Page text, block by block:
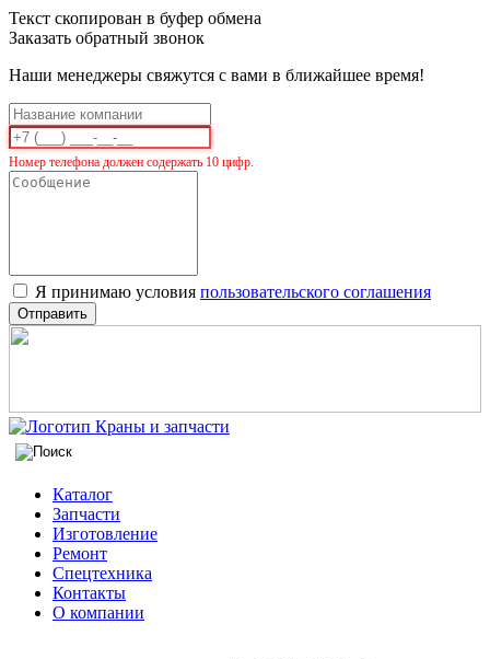
Текст скопирован в буфер обмена
Заказать обратный звонок
Наши менеджеры свяжутся с вами в ближайшее время!
Номер телефона должен содержать 10 цифр.
Я принимаю условия пользовательского соглашения
Отправить
Каталог
Запчасти
Изготовление
Ремонт
Спецтехника
Контакты
О компании